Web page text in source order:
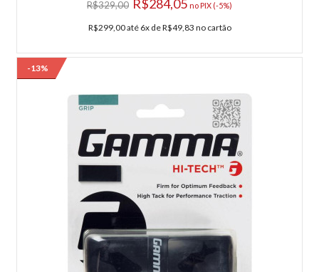
Adicionar à lista de desejos.
R$329,00 R$284,05 no PIX (-5%)
R$299,00 até 6x de R$49,83 no cartão
-13%